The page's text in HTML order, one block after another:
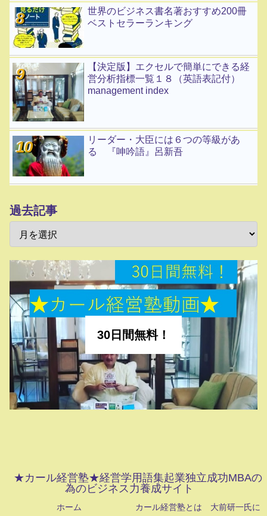
世界のビジネス書名著おすすめ200冊
ベストセラーランキング
【決定版】エクセルで簡単にできる経
営分析指標一覧１８（英語表記付）
management index
リーダー・大臣には６つの等級があ
る 『呻吟語』呂新吾
過去記事
30日間無料！
★カール経営塾★経営学用語集起業独立成功MBAの
為のビジネス力養成サイト
ホーム カール経営塾とは 大前研一氏に